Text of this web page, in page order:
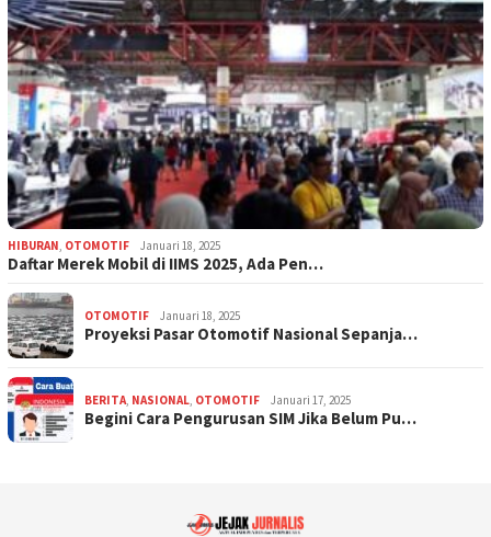
HIBURAN OTOMOTIF Januari 18, 2025
Daftar Merek Mobil di IIMS 2025, Ada Pen…
OTOMOTIF Januari 18, 2025
Proyeksi Pasar Otomotif Nasional Sepanja…
BERITA NASIONAL OTOMOTIF Januari 17, 2025
Begini Cara Pengurusan SIM Jika Belum Pu…